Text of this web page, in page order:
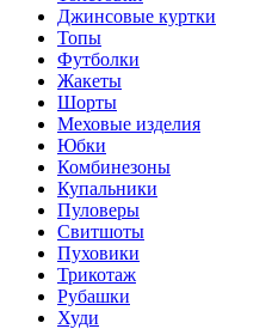
Джинсовые куртки
Топы
Футболки
Жакеты
Шорты
Меховые изделия
Юбки
Комбинезоны
Купальники
Пуловеры
Свитшоты
Пуховики
Трикотаж
Рубашки
Худи